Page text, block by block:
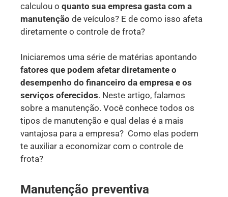
calculou o quanto sua empresa gasta com a
manutenção de veículos? E de como isso afeta
diretamente o controle de frota?
Iniciaremos uma série de matérias apontando
fatores que podem afetar diretamente o
desempenho do financeiro da empresa e os
serviços oferecidos. Neste artigo, falamos
sobre a manutenção. Você conhece todos os
tipos de manutenção e qual delas é a mais
vantajosa para a empresa? Como elas podem
te auxiliar a economizar com o controle de
frota?
Manutenção preventiva